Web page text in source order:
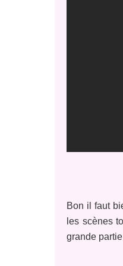
Bon il faut
les scènes
grande